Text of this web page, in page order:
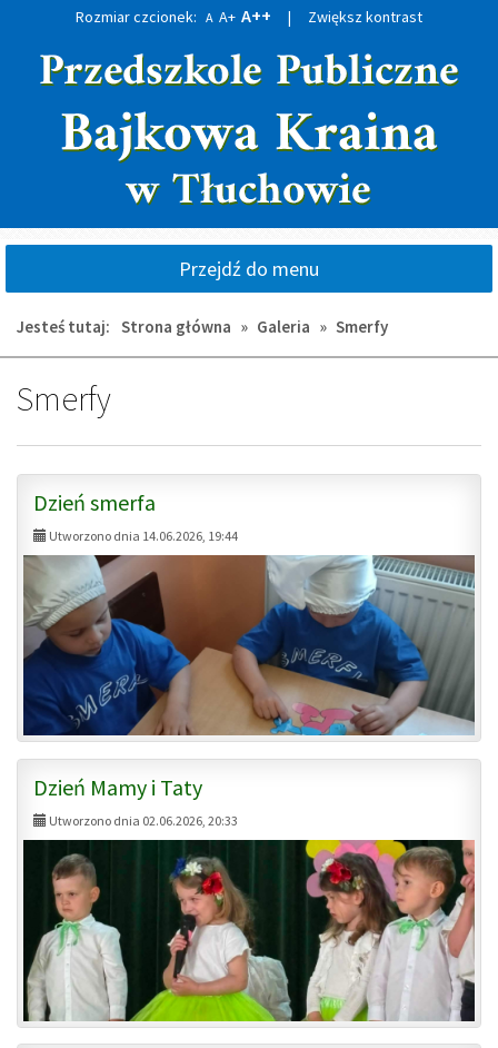
głównej
wyszukiwarki
Rozmiar czcionek: A A+ A++ | Zwiększ kontrast
Przejdź do menu
Jesteś tutaj: Strona główna » Galeria » Smerfy
Smerfy
Dzień smerfa
Utworzono dnia 14.06.2026, 19:44
Dzień Mamy i Taty
Utworzono dnia 02.06.2026, 20:33